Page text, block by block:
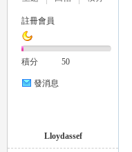
註冊會員
積分 50
發消息
Lloydassef